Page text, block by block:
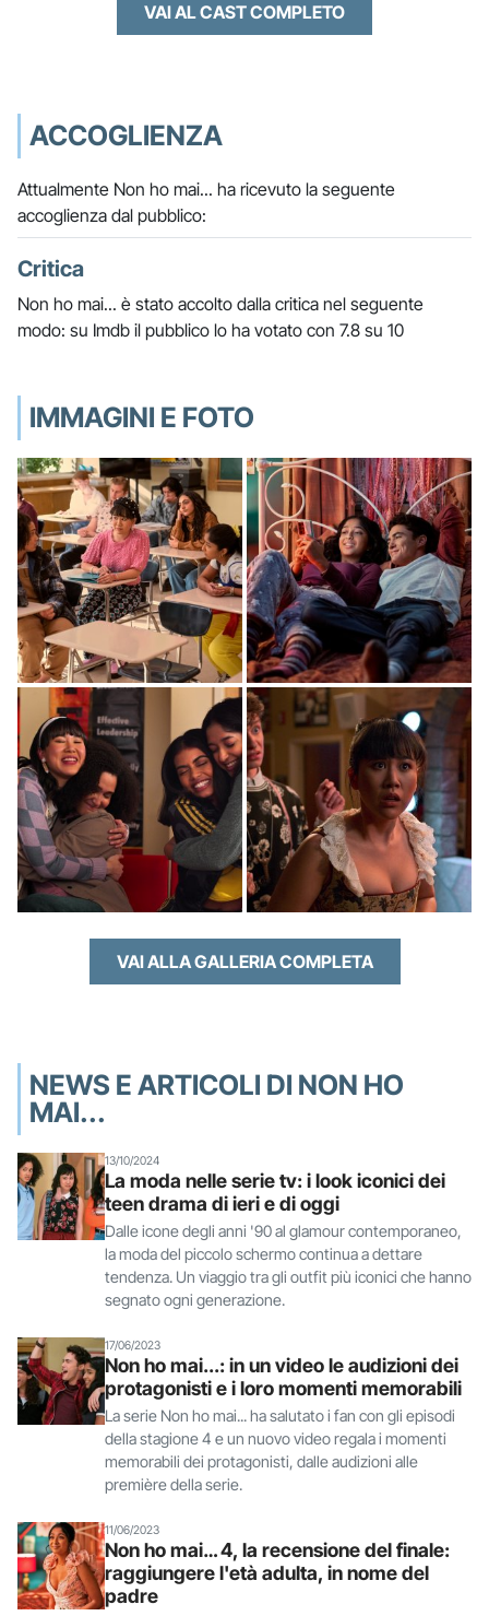
VAI AL CAST COMPLETO
ACCOGLIENZA
Attualmente Non ho mai... ha ricevuto la seguente
accoglienza dal pubblico:
Critica
Non ho mai... è stato accolto dalla critica nel seguente
modo: su Imdb il pubblico lo ha votato con 7.8 su 10
IMMAGINI E FOTO
VAI ALLA GALLERIA COMPLETA
NEWS E ARTICOLI DI NON HO
MAI...
13/10/2024
La moda nelle serie tv: i look iconici dei
teen drama di ieri e di oggi
Dalle icone degli anni '90 al glamour contemporaneo,
la moda del piccolo schermo continua a dettare
tendenza. Un viaggio tra gli outfit più iconici che hanno
segnato ogni generazione.
17/06/2023
Non ho mai...: in un video le audizioni dei
protagonisti e i loro momenti memorabili
La serie Non ho mai... ha salutato i fan con gli episodi
della stagione 4 e un nuovo video regala i momenti
memorabili dei protagonisti, dalle audizioni alle
première della serie.
11/06/2023
Non ho mai… 4, la recensione del finale:
raggiungere l'età adulta, in nome del
padre